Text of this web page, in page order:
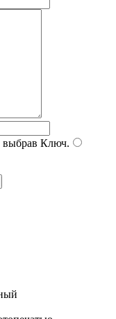
выбрав Ключ.